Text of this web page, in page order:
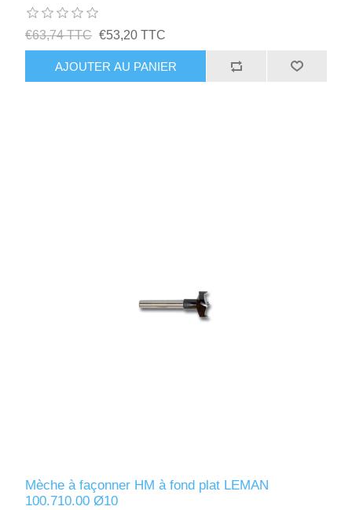
€63,74 TTC €53,20 TTC
Mèche à façonner HM à fond plat LEMAN
100.710.00 Ø10